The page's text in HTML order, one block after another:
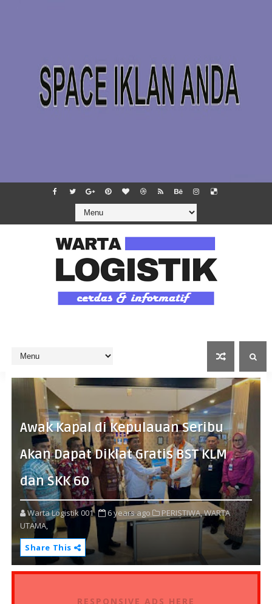
Awak Kapal di Kepulauan Seribu
Akan Dapat Diklat Gratis BST KLM
dan SKK 60
Warta Logistik 001 6 years ago PERISTIWA,WARTA
UTAMA,
Share This
RESPONSIVE ADS HERE